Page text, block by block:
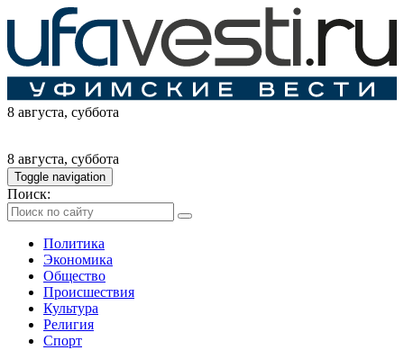
8 августа, суббота
8 августа, суббота
Toggle navigation
Поиск:
Политика
Экономика
Общество
Происшествия
Культура
Религия
Спорт